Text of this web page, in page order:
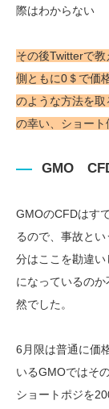
際はわからない
その後Twitterで
側ともに0＄で価
のような方法を
の幸い、ショー
GMO
GMOのCFDはす
るので、事故と
分はここを勘違
になっているの
然でした。
6月限は普通に価
いるGMOではそ
ショートポジを